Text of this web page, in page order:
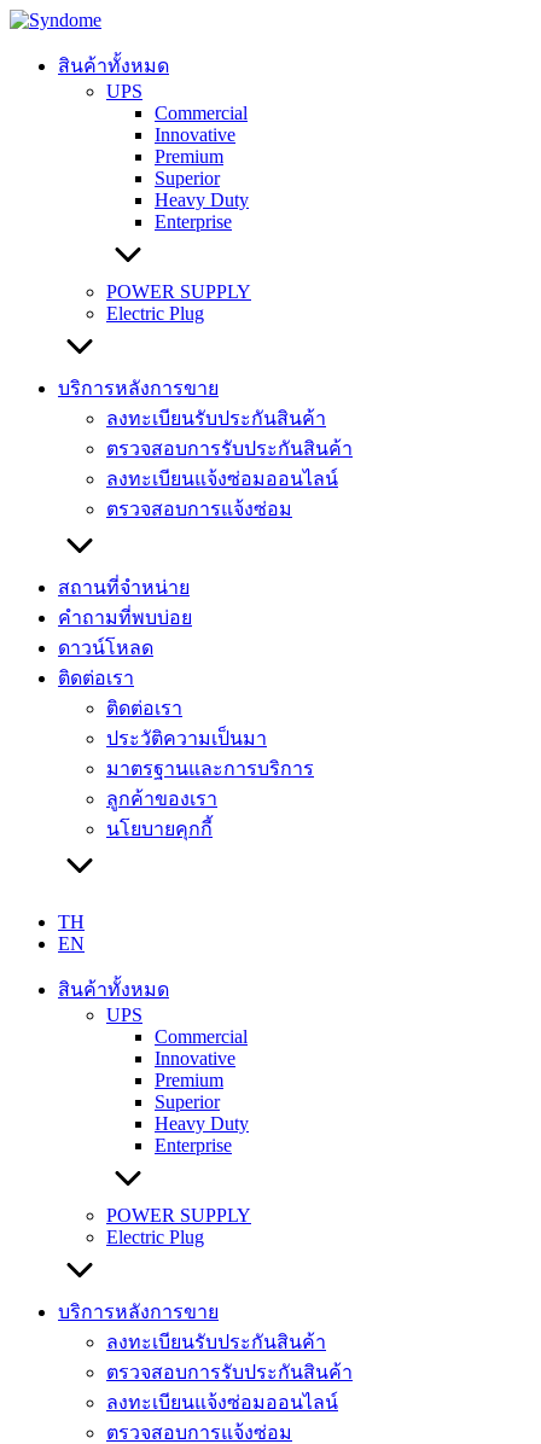
Skip
contentสินค้าทั้งหมด
UPS
Commercial
Innovative
Premium
Superior
Heavy Duty
Enterprise
POWER SUPPLY
Electric Plug
บริการหลังการขาย
ลงทะเบียนรับประกันสินค้า
ตรวจสอบการรับประกันสินค้า
ลงทะเบียนแจ้งซ่อมออนไลน์
ตรวจสอบการแจ้งซ่อม
สถานที่จำหน่าย
คำถามที่พบบ่อย
ดาวน์โหลด
ติดต่อเรา
ติดต่อเรา
ประวัติความเป็นมา
มาตรฐานและการบริการ
ลูกค้าของเรา
นโยบายคุกกี้
TH
EN
สินค้าทั้งหมด
UPS
Commercial
Innovative
Premium
Superior
Heavy Duty
Enterprise
POWER SUPPLY
Electric Plug
บริการหลังการขาย
ลงทะเบียนรับประกันสินค้า
ตรวจสอบการรับประกันสินค้า
ลงทะเบียนแจ้งซ่อมออนไลน์
ตรวจสอบการแจ้งซ่อม